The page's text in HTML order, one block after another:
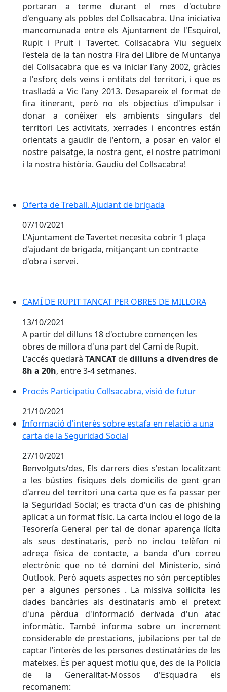
portaran a terme durant el mes d'octubre
d'enguany als pobles del Collsacabra. Una iniciativa
mancomunada entre els Ajuntament de l'Esquirol,
Rupit i Pruit i Tavertet. Collsacabra Viu segueix
l'estela de la tan nostra Fira del Llibre de Muntanya
del Collsacabra que es va iniciar l'any 2002, gràcies
a l'esforç dels veïns i entitats del territori, i que es
traslladà a Vic l'any 2013. Desapareix el format de
fira itinerant, però no els objectius d'impulsar i
donar a conèixer els ambients singulars del
territori Les activitats, xerrades i encontres están
orientats a gaudir de l'entorn, a posar en valor el
nostre paisatge, la nostra gent, el nostre patrimoni
i la nostra història. Gaudiu del Collsacabra!
Oferta de Treball. Ajudant de brigada
Oferta de Treball. Ajudant de brigada
07/10/2021
L'Ajuntament de Tavertet necesita cobrir 1 plaça
d'ajudant de brigada, mitjançant un contracte
d'obra i servei.
CAMÍ DE RUPIT TANCAT PER OBRES DE MILLORA
13/10/2021
A partir del dilluns 18 d'octubre començen les
obres de millora d'una part del Camí de Rupit.
L'accés quedarà TANCATdedilluns a divendres de
8h a 20h, entre 3-4 setmanes.
Procés Participatiu Collsacabra, visió de futur
Procés Participatiu Collsacabra, visió de futur
21/10/2021
Informació d'interès sobre estafa en relació a una
carta de la Seguridad Social
27/10/2021
Benvolguts/des, Els darrers dies s'estan localitzant
a les bústies físiques dels domicilis de gent gran
d'arreu del territori una carta que es fa passar per
la Seguridad Social; es tracta d'un cas de phishing
aplicat a un format físic. La carta inclou el logo de la
Tesorería General per tal de donar aparença lícita
als seus destinataris, però no inclou telèfon ni
adreça física de contacte, a banda d'un correu
electrònic que no té domini del Ministerio, sinó
Outlook. Però aquets aspectes no són perceptibles
per a algunes persones . La missiva sol·licita les
dades bancàries als destinataris amb el pretext
d'una pèrdua d'informació derivada d'un atac
informàtic. També informa sobre un increment
considerable de prestacions, jubilacions per tal de
captar l'interès de les persones destinatàries de les
mateixes. És per aquest motiu que, des de la Policia
de la Generalitat-Mossos d'Esquadra els
recomanem: